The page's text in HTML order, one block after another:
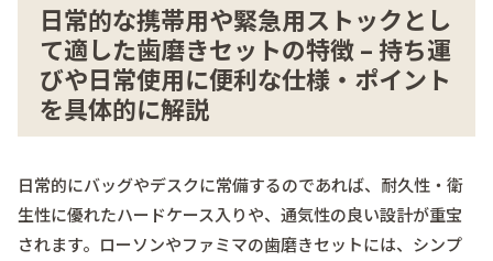
日常的な携帯用や緊急用ストックとし
て適した歯磨きセットの特徴 – 持ち運
びや日常使用に便利な仕様・ポイント
を具体的に解説
日常的にバッグやデスクに常備するのであれば、耐久性・衛
生性に優れたハードケース入りや、通気性の良い設計が重宝
されます。ローソンやファミマの歯磨きセットには、シンプ